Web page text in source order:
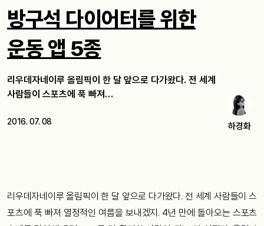
방구석 다이어터를 위한
운동 앱 5종
리우데자네이루 올림픽이 한 달 앞으로 다가왔다. 전 세계
사람들이 스포츠에 푹 빠져…
2016. 07. 08 하경화
리우데자네이루 올림픽이 한 달 앞으로 다가왔다. 전 세계 사람들이 스
포츠에 푹 빠져 열정적인 여름을 보내겠지. 4년 만에 돌아오는 스포츠